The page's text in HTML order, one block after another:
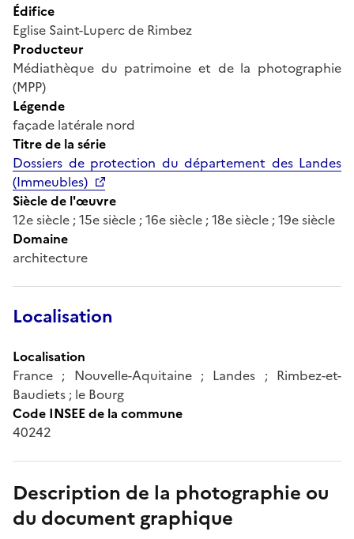
Édifice
Eglise Saint-Luperc de Rimbez
Producteur
Médiathèque du patrimoine et de la photographie
(MPP)
Légende
façade latérale nord
Titre de la série
Dossiers de protection du département des Landes
(Immeubles)
Siècle de l'œuvre
12e siècle ; 15e siècle ; 16e siècle ; 18e siècle ; 19e siècle
Domaine
architecture
Localisation
Localisation
France ; Nouvelle-Aquitaine ; Landes ; Rimbez-et-
Baudiets ; le Bourg
Code INSEE de la commune
40242
Description de la photographie ou
du document graphique